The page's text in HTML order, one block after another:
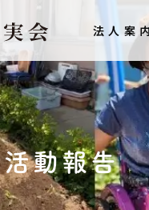
法人案内
動報告